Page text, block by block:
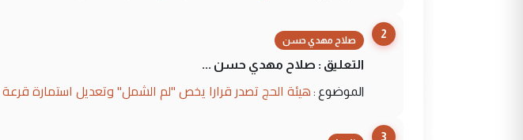
2
صلاح مهدي حسن
التعليق : صلاح مهدي حسن ...
الموضوع : هيئة الحج تصدر قرارا يخص "لم الشمل" وتعديل استمارة قرعة
3